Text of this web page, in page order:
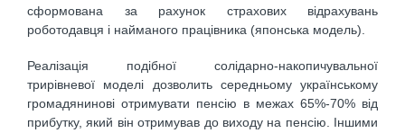
сформована за рахунок страхових відрахувань
роботодавця і найманого працівника (японська модель).
Реалізація подібної солідарно-накопичувальної
трирівневої моделі дозволить середньому українському
громадянинові отримувати пенсію в межах 65%-70% від
прибутку, який він отримував до виходу на пенсію. Іншими